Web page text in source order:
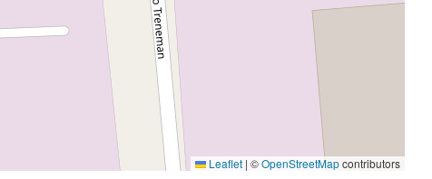
Leaflet | ©OpenStreetMapcontributors